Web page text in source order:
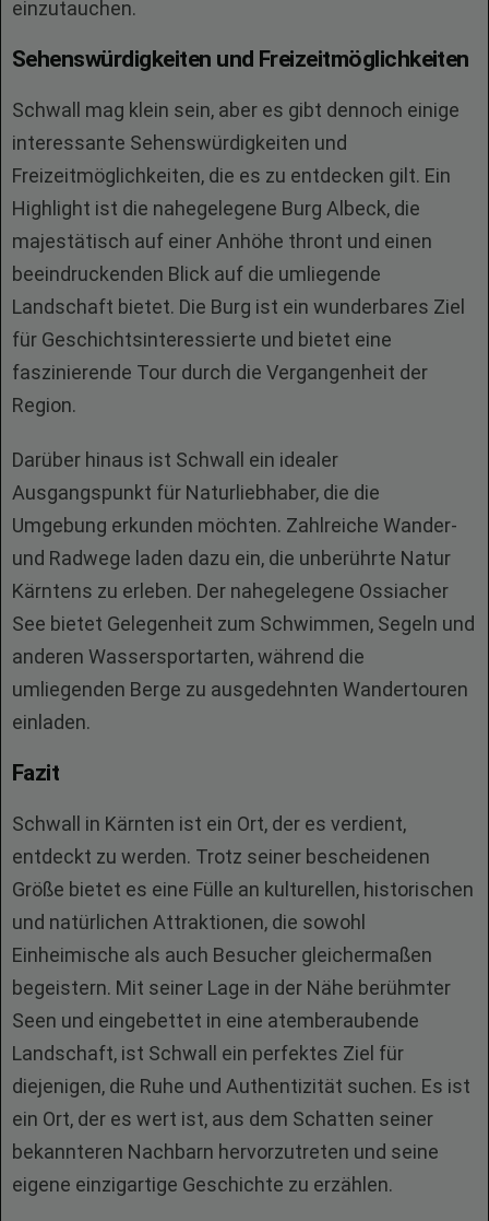
einzutauchen.
Sehenswürdigkeiten und Freizeitmöglichkeiten
Schwall mag klein sein, aber es gibt dennoch einige
interessante Sehenswürdigkeiten und
Freizeitmöglichkeiten, die es zu entdecken gilt. Ein
Highlight ist die nahegelegene Burg Albeck, die
majestätisch auf einer Anhöhe thront und einen
beeindruckenden Blick auf die umliegende
Landschaft bietet. Die Burg ist ein wunderbares Ziel
für Geschichtsinteressierte und bietet eine
faszinierende Tour durch die Vergangenheit der
Region.
Darüber hinaus ist Schwall ein idealer
Ausgangspunkt für Naturliebhaber, die die
Umgebung erkunden möchten. Zahlreiche Wander-
und Radwege laden dazu ein, die unberührte Natur
Kärntens zu erleben. Der nahegelegene Ossiacher
See bietet Gelegenheit zum Schwimmen, Segeln und
anderen Wassersportarten, während die
umliegenden Berge zu ausgedehnten Wandertouren
einladen.
Fazit
Schwall in Kärnten ist ein Ort, der es verdient,
entdeckt zu werden. Trotz seiner bescheidenen
Größe bietet es eine Fülle an kulturellen, historischen
und natürlichen Attraktionen, die sowohl
Einheimische als auch Besucher gleichermaßen
begeistern. Mit seiner Lage in der Nähe berühmter
Seen und eingebettet in eine atemberaubende
Landschaft, ist Schwall ein perfektes Ziel für
diejenigen, die Ruhe und Authentizität suchen. Es ist
ein Ort, der es wert ist, aus dem Schatten seiner
bekannteren Nachbarn hervorzutreten und seine
eigene einzigartige Geschichte zu erzählen.